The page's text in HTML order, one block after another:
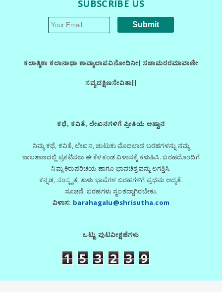
SUBSCRIBE US
ಕಲಾತ್ಮಿಕಾ ಕಲಾನಾಥಾ ಕಾವ್ಯಾಲಾಪವಿನೋದಿನೀ| ಸಚಾಮರರಮಾವಾಣೀ
ಸವ್ಯದಕ್ಷಿಣಸೇವಿತಾ||
ಕಥೆ, ಕವಿತೆ, ಲೇಖನಗಳಿಗೆ ಪ್ರೀತಿಯ ಆಹ್ವಾನ
ನಿಮ್ಮ ಕಥೆ, ಕವಿತೆ, ಲೇಖನ, ಚುಟುಕು ಮೊದಲಾದ ಬರಹಗಳನ್ನು ನಮ್ಮ
ಜಾಲತಾಣದಲ್ಲಿ ಪ್ರಕಟಿಸಲು ಈ ಕೆಳಕಂಡ ವಿಳಾಸಕ್ಕೆ ಕಳುಹಿಸಿ. ಬರಹದೊಂದಿಗೆ
ನಿಮ್ಮ ಕಿರುಪರಿಚಯ ಹಾಗೂ ಭಾವಚಿತ್ರವನ್ನು ಲಗತ್ತಿಸಿ.
ಕನ್ನಡ, ಸಂಸ್ಕೃತ, ತುಳು ಭಾಷೆಗಳ ಬರಹಗಳಿಗೆ ಪ್ರಥಮ ಆದ್ಯತೆ.
ಸೂಚನೆ: ಬರಹಗಳು ಸ್ವಂತದ್ದಾಗಿರಬೇಕು.
ವಿಳಾಸ: barahagalu@shrisutha.com
ಒಟ್ಟು ಪುಟವೀಕ್ಷಣೆಗಳು
1 5 3 2 3 9